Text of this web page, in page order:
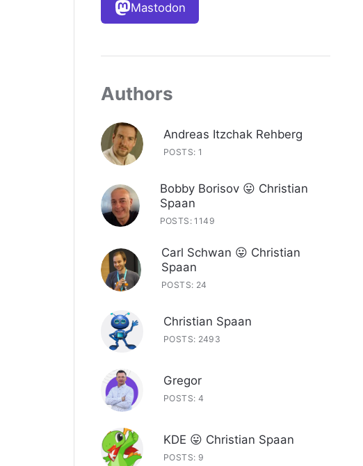
Mastodon
Authors
Andreas Itzchak Rehberg
POSTS: 1
Bobby Borisov 😛 Christian
Spaan
POSTS: 1149
Carl Schwan 😛 Christian
Spaan
POSTS: 24
Christian Spaan
POSTS: 2493
Gregor
POSTS: 4
KDE 😛 Christian Spaan
POSTS: 9